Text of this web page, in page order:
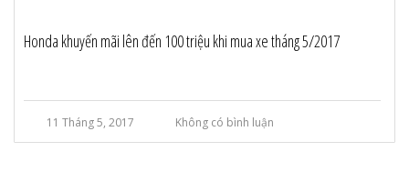
Honda khuyến mãi lên đến 100 triệu khi mua xe tháng 5/2017
11 Tháng 5, 2017 Không có bình luận